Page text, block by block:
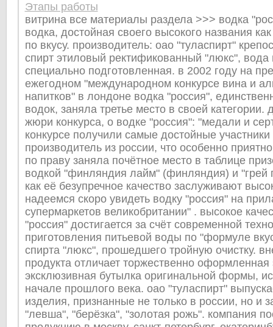
Этапы работы
витрина все материалы раздела >>> водка
водка, достойная своего высокого названия
по вкусу. производитель: оао "туласпирт"
спирт этиловый ректификованный "люкс", вода
специально подготовленная. в 2002 году на
ежегодном "международном конкурсе вина и
напитков" в лондоне водка "россия",
водок, заняла третье место в своей категории.
жюри конкурса, о водке "россия": "медали и
конкурсе получили самые достойные
производитель из россии, что особенно
по праву заняла почётное место в таблице
водкой "финляндия лайм" (финляндия) и "грей
как её безупречное качество заслуживают
надеемся скоро увидеть водку "россия" на
супермаркетов великобритании" . высокое
"россия" достигается за счёт современной
приготовления питьевой воды по "формуле
спирта "люкс", прошедшего тройную очистку.
продукта отличает торжественно оформленная
эксклюзивная бутылка оригинальной формы,
начале прошлого века. оао "туласпирт"
изделия, признанные не только в россии, но и
"левша", "берёзка", "золотая рожь". компания